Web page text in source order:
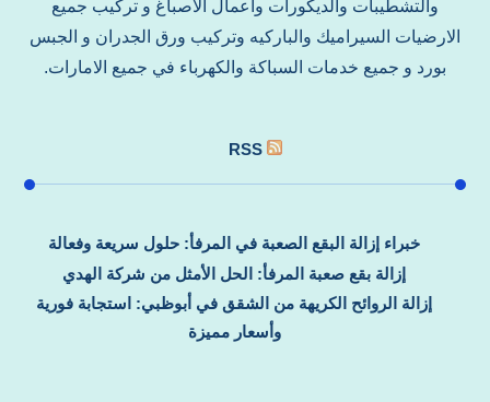
والتشطيبات والديكورات واعمال الاصباغ و تركيب جميع
الارضيات السيراميك والباركيه وتركيب ورق الجدران و الجبس
بورد و جميع خدمات السباكة والكهرباء في جميع الامارات.
RSS
خبراء إزالة البقع الصعبة في المرفأ: حلول سريعة وفعالة
إزالة بقع صعبة المرفأ: الحل الأمثل من شركة الهدي
إزالة الروائح الكريهة من الشقق في أبوظبي: استجابة فورية
وأسعار مميزة